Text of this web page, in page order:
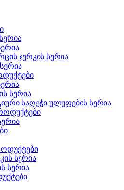
ჯერკის სერია
სერია
საღეჭი ულუფების სერია
სერია
სერია